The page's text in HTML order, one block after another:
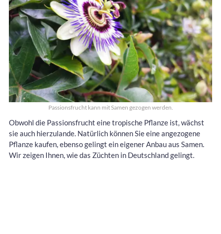
Passionsfrucht kann mit Samen gezogen werden.
Obwohl die Passionsfrucht eine tropische Pflanze ist, wächst
sie auch hierzulande. Natürlich können Sie eine angezogene
Pflanze kaufen, ebenso gelingt ein eigener Anbau aus Samen.
Wir zeigen Ihnen, wie das Züchten in Deutschland gelingt.